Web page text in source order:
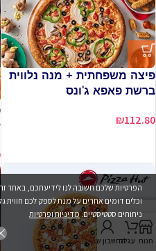
פיצה משפחתית + מנה נלווית
ברשת פאפא ג'ונס
₪112.80
חנות עגלההחשבון שלי
וכלים דומים אחרים על מנת לספק לכם חווית
ניתוחים סטטיסטיים.מדיניות ופרטיות